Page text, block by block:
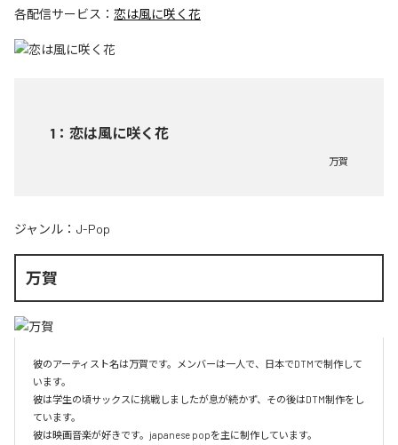
各配信サービス： 恋は風に咲く花
1 ： 恋は風に咲く花
万賀
ジャンル： J-Pop
万賀
彼のアーティスト名は万賀です。メンバーは一人で、日本でDTMで制作して
います。
彼は学生の頃サックスに挑戦しましたが息が続かず、その後はDTM制作をし
ています。
彼は映画音楽が好きです。japanese popを主に制作しています。